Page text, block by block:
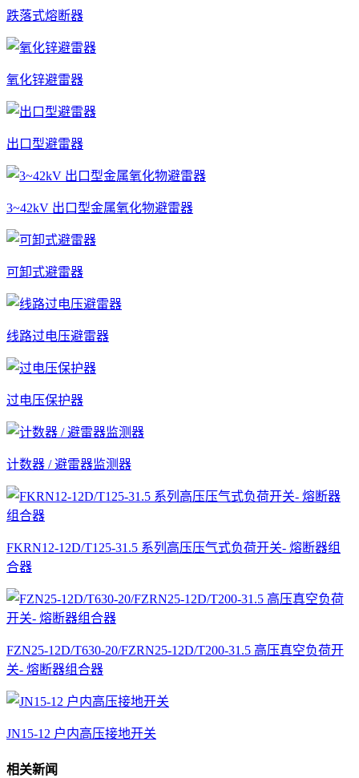
跌落式熔断器
氧化锌避雷器
出口型避雷器
3~42kV 出口型金属氧化物避雷器
可卸式避雷器
线路过电压避雷器
过电压保护器
计数器 / 避雷器监测器
FKRN12-12D/T125-31.5 系列高压压气式负荷开关- 熔断器组
合器
FZN25-12D/T630-20/FZRN25-12D/T200-31.5 高压真空负荷开
关- 熔断器组合器
JN15-12 户内高压接地开关
相关新闻